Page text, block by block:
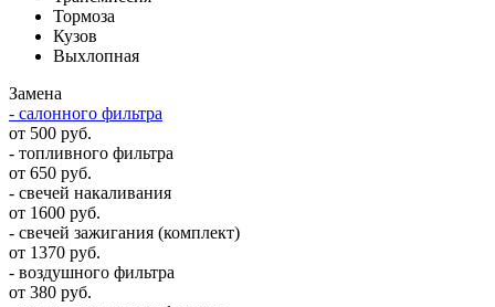
Тормоза
Кузов
Выхлопная
Замена
- салонного фильтра
от 500 руб.
- топливного фильтра
от 650 руб.
- свечей накаливания
от 1600 руб.
- свечей зажигания (комплект)
от 1370 руб.
- воздушного фильтра
от 380 руб.